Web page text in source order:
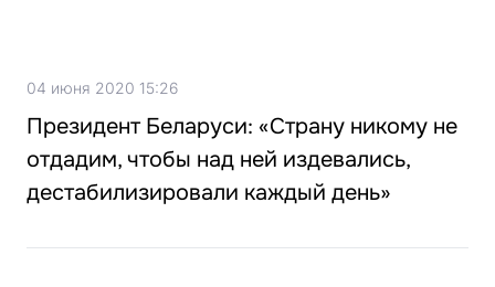
04 июня 2020 15:26
Президент Беларуси: «Страну никому не
отдадим, чтобы над ней издевались,
дестабилизировали каждый день»